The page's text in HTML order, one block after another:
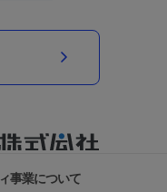
事業について